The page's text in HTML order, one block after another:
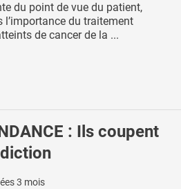
du point de vue du patient,
du traitement
de cancer de la ...
: Ils coupent
3 mois